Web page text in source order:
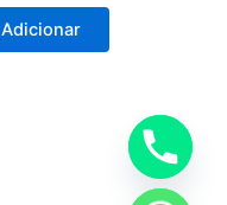
Adicionar